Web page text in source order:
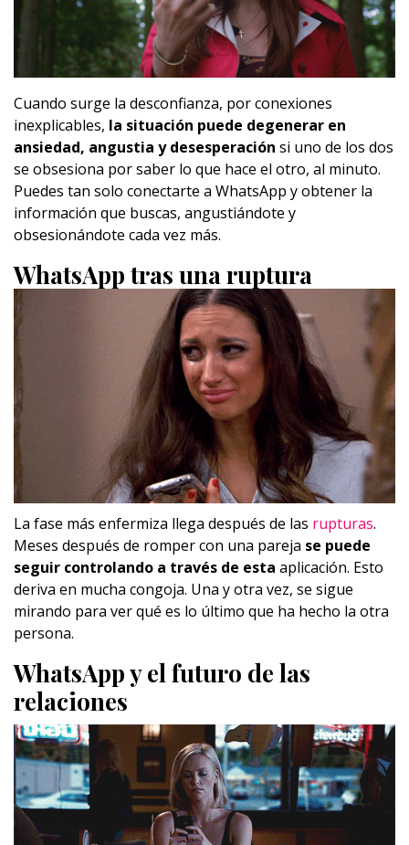
Cuando surge la desconfianza, por conexiones
inexplicables, la situación puede degenerar en
ansiedad, angustia y desesperación si uno de los dos
se obsesiona por saber lo que hace el otro, al minuto.
Puedes tan solo conectarte a WhatsApp y obtener la
información que buscas, angustiándote y
obsesionándote cada vez más.
WhatsApp tras una ruptura
La fase más enfermiza llega después de las rupturas.
Meses después de romper con una pareja se puede
seguir controlando a través de esta aplicación. Esto
deriva en mucha congoja. Una y otra vez, se sigue
mirando para ver qué es lo último que ha hecho la otra
persona.
WhatsApp y el futuro de las
relaciones